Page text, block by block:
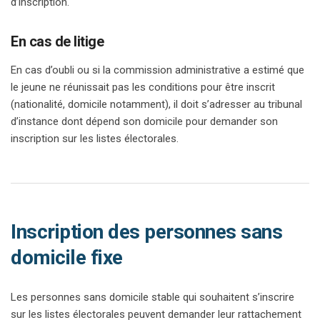
En cas de litige
En cas d’oubli ou si la commission administrative a estimé que
le jeune ne réunissait pas les conditions pour être inscrit
(nationalité, domicile notamment), il doit s’adresser au tribunal
d’instance dont dépend son domicile pour demander son
inscription sur les listes électorales.
Inscription des personnes sans
domicile fixe
Les personnes sans domicile stable qui souhaitent s’inscrire
sur les listes électorales peuvent demander leur rattachement